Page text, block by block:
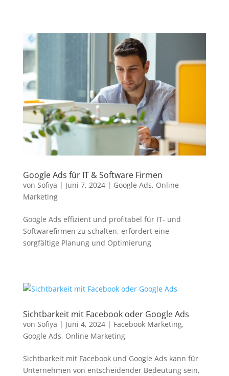
Google Ads für IT & Software Firmen
von Sofiya | Juni 7, 2024| Google Ads, Online
Marketing
Google Ads effizient und profitabel für IT- und
Softwarefirmen zu schalten, erfordert eine
sorgfältige Planung und Optimierung
Sichtbarkeit mit Facebook oder Google Ads
von Sofiya | Juni 4, 2024| Facebook Marketing,
Google Ads, Online Marketing
Sichtbarkeit mit Facebook und Google Ads kann für
Unternehmen von entscheidender Bedeutung sein,